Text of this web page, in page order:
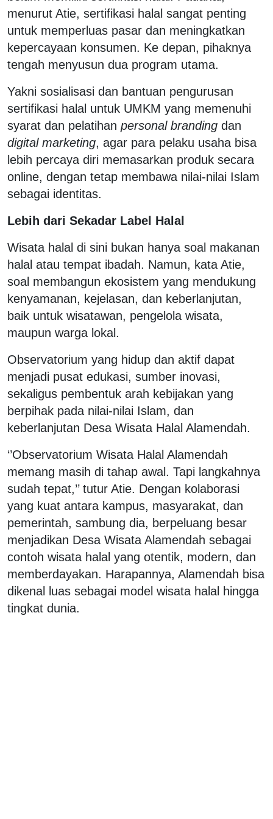
menurut Atie, sertifikasi halal sangat penting
untuk memperluas pasar dan meningkatkan
kepercayaan konsumen. Ke depan, pihaknya
tengah menyusun dua program utama.
Yakni sosialisasi dan bantuan pengurusan
sertifikasi halal untuk UMKM yang memenuhi
syarat dan pelatihan personal branding dan
digital marketing, agar para pelaku usaha bisa
lebih percaya diri memasarkan produk secara
online, dengan tetap membawa nilai-nilai Islam
sebagai identitas.
Lebih dari Sekadar Label Halal
Wisata halal di sini bukan hanya soal makanan
halal atau tempat ibadah. Namun, kata Atie,
soal membangun ekosistem yang mendukung
kenyamanan, kejelasan, dan keberlanjutan,
baik untuk wisatawan, pengelola wisata,
maupun warga lokal.
Observatorium yang hidup dan aktif dapat
menjadi pusat edukasi, sumber inovasi,
sekaligus pembentuk arah kebijakan yang
berpihak pada nilai-nilai Islam, dan
keberlanjutan Desa Wisata Halal Alamendah.
‘’Observatorium Wisata Halal Alamendah
memang masih di tahap awal. Tapi langkahnya
sudah tepat,’’ tutur Atie. Dengan kolaborasi
yang kuat antara kampus, masyarakat, dan
pemerintah, sambung dia, berpeluang besar
menjadikan Desa Wisata Alamendah sebagai
contoh wisata halal yang otentik, modern, dan
memberdayakan. Harapannya, Alamendah bisa
dikenal luas sebagai model wisata halal hingga
tingkat dunia.